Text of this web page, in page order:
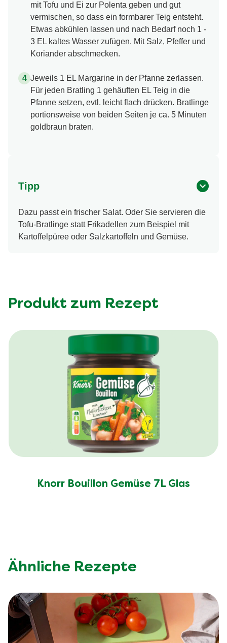
mit Tofu und Ei zur Polenta geben und gut
vermischen, so dass ein formbarer Teig entsteht.
Etwas abkühlen lassen und nach Bedarf noch 1 -
3 EL kaltes Wasser zufügen. Mit Salz, Pfeffer und
Koriander abschmecken.
Jeweils 1 EL Margarine in der Pfanne zerlassen.
Für jeden Bratling 1 gehäuften EL Teig in die
Pfanne setzen, evtl. leicht flach drücken. Bratlinge
portionsweise von beiden Seiten je ca. 5 Minuten
goldbraun braten.
Tipp
Dazu passt ein frischer Salat. Oder Sie servieren die
Tofu-Bratlinge statt Frikadellen zum Beispiel mit
Kartoffelpüree oder Salzkartoffeln und Gemüse.
Produkt zum Rezept
Knorr Bouillon Gemüse 7L Glas
Ähnliche Rezepte